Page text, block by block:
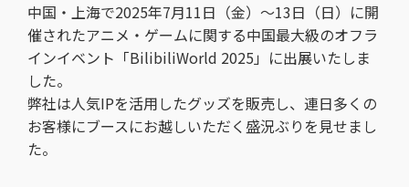
中国・上海で2025年7月11日（金）〜13日（日）に開
催されたアニメ・ゲームに関する中国最大級のオフラ
インイベント「BilibiliWorld 2025」に出展いたしま
した。
弊社は人気IPを活用したグッズを販売し、連日多くの
お客様にブースにお越しいただく盛況ぶりを見せまし
た。